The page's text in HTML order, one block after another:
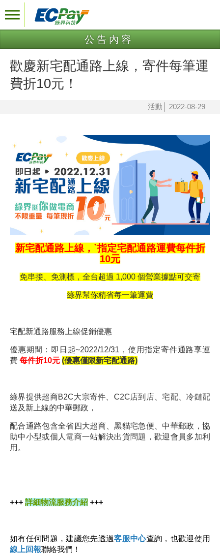
公告內容
歡慶新宅配通路上線，寄件每筆運
費折10元！
活動 2022-08-29
新宅配通路上線，ˋ指定宅配通路運費每件折
10元
免串接、免測標，全台超過 1,000 個營業據點可交寄
綠界幫你精省每一筆運費
宅配新通路服務上線促銷優惠
優惠期間：即日起~2022/12/31，使用指定寄件通路享運
費 每件折10元 (優惠僅限新宅配通路)
綠界提供超商B2C大宗寄件、C2C店到店、宅配、冷鏈配
送及新上線的中華郵政，
配合通路包含全省四大超商、黑貓宅急便、中華郵政，協
助中小型或個人電商一站解決出貨問題，歡迎會員多加利
用。
+++ 詳細物流服務介紹 +++
如有任何問題，建議您先透過客服中心查詢，也歡迎使用
線上回報聯絡我們！